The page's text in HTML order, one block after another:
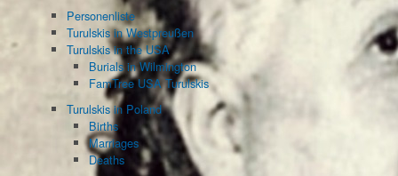
Personenliste
Turulskis in Westpreußen
Turulskis in the USA
Burials in Wilmington
FamTree USA Turulskis
Turulskis in Poland
Births
Marriages
Deaths